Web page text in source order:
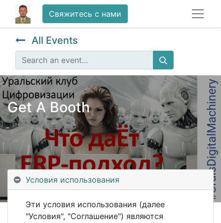
Свяжитесь с нами
All Events
Get A Booth
Условия использования
Эти условия использования (далее
"Условия", "Соглашение") являются